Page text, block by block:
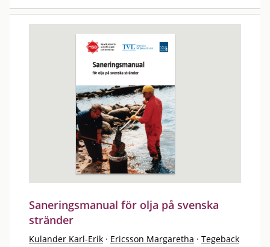
Saneringsmanual för olja på svenska
stränder
Kulander Karl-Erik · Ericsson Margaretha · Tegeback